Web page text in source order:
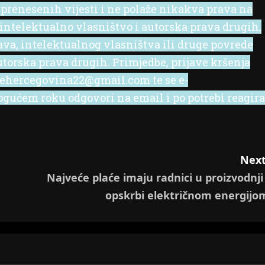
vijesti i ne polaže nikakva prava na
vlasništvo i autorska prava drugih,
intelektualnog vlasništva ili druge povrede
prava drugih. Primjedbe, prijave kršenja
te se e-
roku odgovori na email i po potrebi
Najveće plaće imaju radnici u
opskrbi električnom